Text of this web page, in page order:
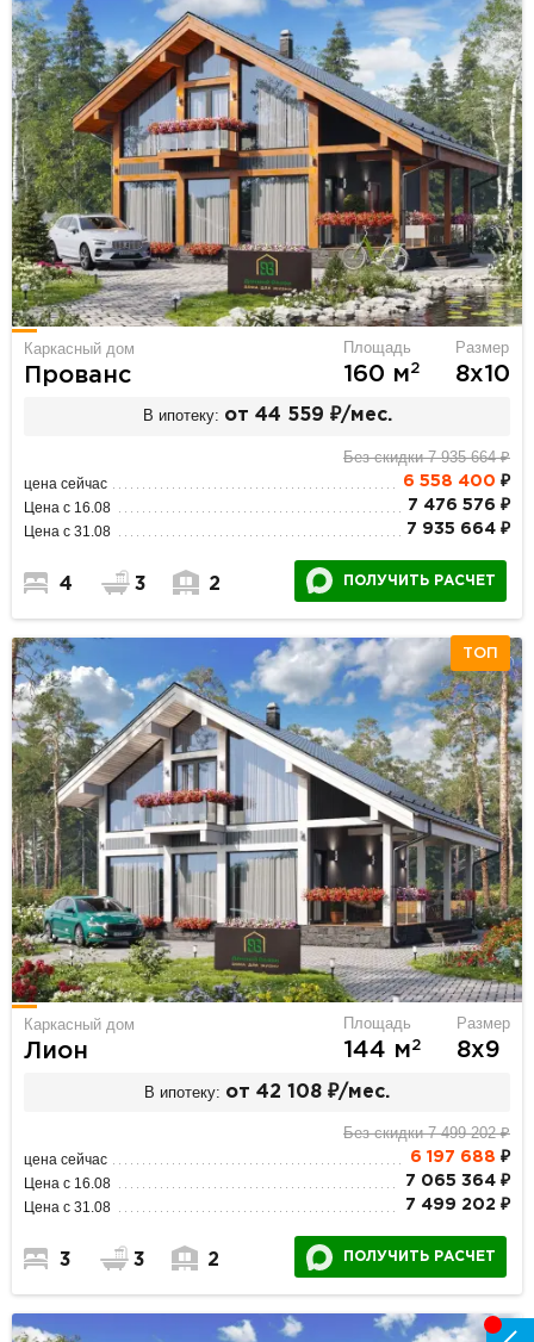
Каркасный дом
Прованс
Площадь
160 м2
Размер
8х10
В ипотеку: от 44 559 ₽/мес.
Без скидки 7 935 664 ₽
цена сейчас 6 558 400 ₽
Цена с 16.08 7 476 576 ₽
Цена с 31.08 7 935 664 ₽
4 3 2 ПОЛУЧИТЬ РАСЧЕТ
ТОП
Каркасный дом
Лион
Площадь
144 м2
Размер
8х9
В ипотеку: от 42 108 ₽/мес.
Без скидки 7 499 202 ₽
цена сейчас 6 197 688 ₽
Цена с 16.08 7 065 364 ₽
Цена с 31.08 7 499 202 ₽
3 3 2 ПОЛУЧИТЬ РАСЧЕТ